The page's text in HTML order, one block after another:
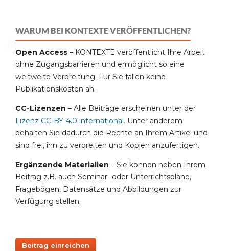
WARUM BEI KONTEXTE VERÖFFENTLICHEN?
Open Access – KONTEXTE veröffentlicht Ihre Arbeit
ohne Zugangsbarrieren und ermöglicht so eine
weltweite Verbreitung. Für Sie fallen keine
Publikationskosten an.
CC-Lizenzen – Alle Beiträge erscheinen unter der
Lizenz CC-BY-4.0 international . Unter anderem
behalten Sie dadurch die Rechte an Ihrem Artikel und
sind frei, ihn zu verbreiten und Kopien anzufertigen.
Ergänzende Materialien – Sie können neben Ihrem
Beitrag z.B. auch Seminar- oder Unterrichtspläne,
Fragebögen, Datensätze und Abbildungen zur
Verfügung stellen.
Beitrag einreichen